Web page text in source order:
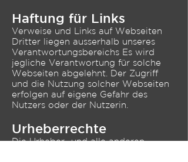
Haftung für Links
Verweise und Links auf Webseiten
Dritter liegen ausserhalb unseres
Verantwortungsbereichs Es wird
jegliche Verantwortung für solche
Webseiten abgelehnt. Der Zugriff
und die Nutzung solcher Webseiten
erfolgen auf eigene Gefahr des
Nutzers oder der Nutzerin.
Urheberrechte
Die Urheber- und alle anderen